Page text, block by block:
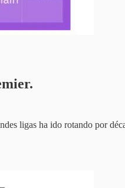
ligas ha ido rotando por